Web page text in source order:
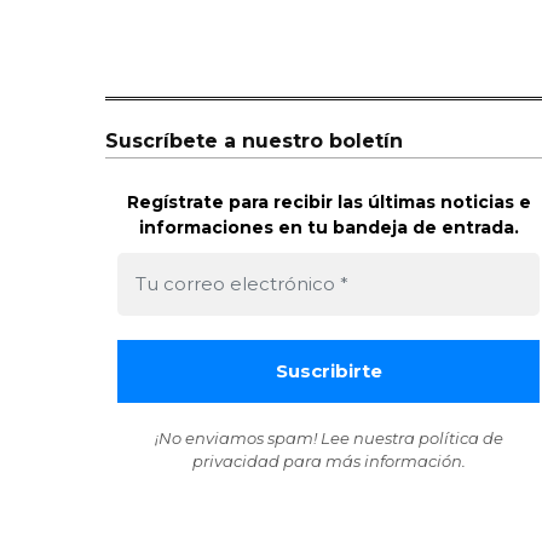
Suscríbete a nuestro boletín
Regístrate para recibir las últimas noticias e
informaciones en tu bandeja de entrada.
¡No enviamos spam! Lee nuestra política de
privacidadpara más información.